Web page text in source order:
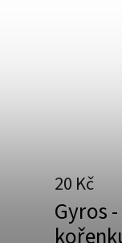
Gyros
20 Kč